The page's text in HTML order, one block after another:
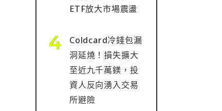
ETF放大市場震盪
Coldcard冷錢包漏
洞延燒！損失擴大
至近九千萬鎂，投
資人反向湧入交易
所避險